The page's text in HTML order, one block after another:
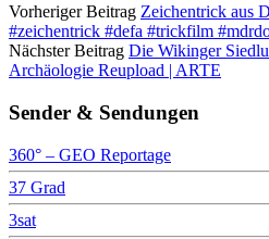
Vorheriger Beitrag Zeichentrick aus
#zeichentrick #defa #trickfilm
Nächster Beitrag Die Wikinger
Archäologie Reupload | ARTE
Sender & Sendungen
360° – GEO Reportage
37 Grad
3sat